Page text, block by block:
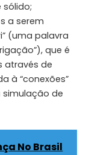
sólido;
a serem
(uma palavra
que é
através de
à “conexões”
simulação de
No Brasil